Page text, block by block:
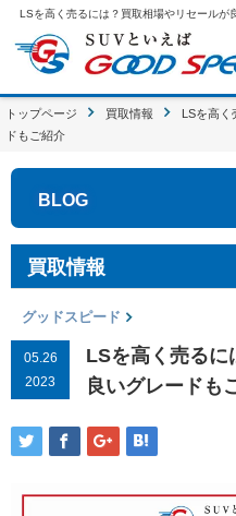
トップページ 買取情報
LSを高
ドもご紹介
BLOG
買取情報
グッドスピード
05.26
2023
LSを高く売るに
良いグレードも